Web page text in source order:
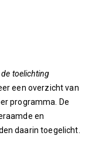
toelichting
een overzicht van
programma. De
en
daarin toegelicht.